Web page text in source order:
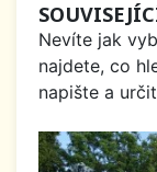
Nevíte jak
najdete, co
napište a